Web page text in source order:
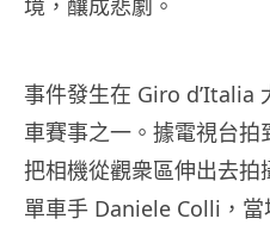
境，釀成悲劇。
事件發生在 Giro d’Italia
車賽事之一。據電視台
把相機從觀衆區伸出去
單車手 Daniele Colli，